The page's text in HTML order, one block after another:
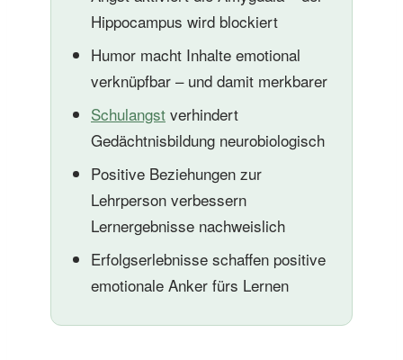
Hippocampus wird blockiert
Humor macht Inhalte emotional
verknüpfbar – und damit merkbarer
Schulangst verhindert
Gedächtnisbildung neurobiologisch
Positive Beziehungen zur
Lehrperson verbessern
Lernergebnisse nachweislich
Erfolgserlebnisse schaffen positive
emotionale Anker fürs Lernen